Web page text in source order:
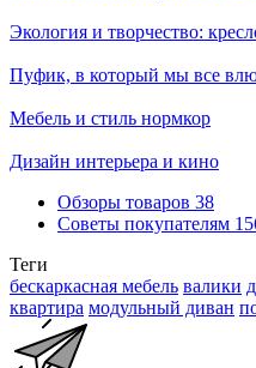
Экология и творчество:
Пуфик, в который мы все
Мебель и стиль нормкор
Дизайн интерьера и кино
Обзоры товаров 38
Советы покупателям
Теги
бескаркасная мебель валики
квартира модульный диван